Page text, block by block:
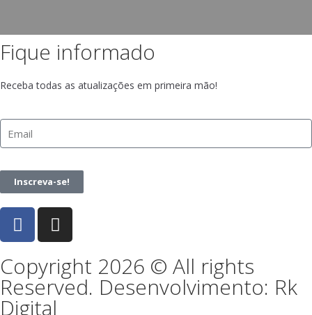
Fique informado
Receba todas as atualizações em primeira mão!
Inscreva-se!
Copyright 2026 © All rights
Reserved. Desenvolvimento: Rk
Digital